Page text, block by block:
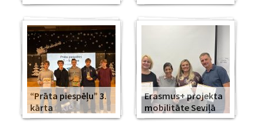
“Prāta piespēļu” 3.
kārta
Erasmus+ projekta
mobilitāte Seviļā